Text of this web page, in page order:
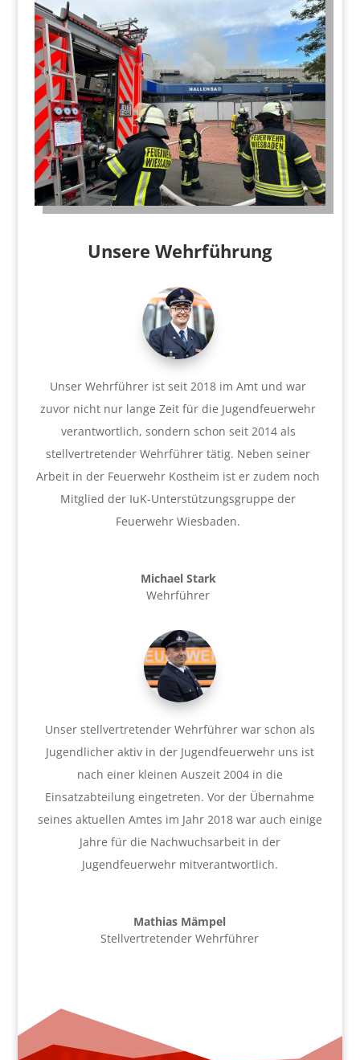
Unsere Wehrführung
Unser Wehrführer ist seit 2018 im Amt und war
zuvor nicht nur lange Zeit für die Jugendfeuerwehr
verantwortlich, sondern schon seit 2014 als
stellvertretender Wehrführer tätig. Neben seiner
Arbeit in der Feuerwehr Kostheim ist er zudem noch
Mitglied der IuK-Unterstützungsgruppe der
Feuerwehr Wiesbaden.
Michael Stark
Wehrführer
Unser stellvertretender Wehrführer war schon als
Jugendlicher aktiv in der Jugendfeuerwehr uns ist
nach einer kleinen Auszeit 2004 in die
Einsatzabteilung eingetreten. Vor der Übernahme
seines aktuellen Amtes im Jahr 2018 war auch einige
Jahre für die Nachwuchsarbeit in der
Jugendfeuerwehr mitverantwortlich.
Mathias Mämpel
Stellvertretender Wehrführer